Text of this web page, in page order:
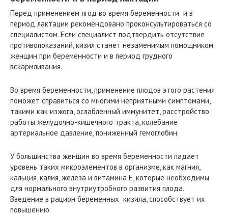
Перед применением ягод во время беременности и в
период лактации рекомендовано проконсультироваться со
специалистом. Если специалист подтвердить отсутствие
противопоказаний, кизил станет незаменимым помощником
женщин при беременности и в период грудного
вскармливания.
Во время беременности, применение плодов этого растения
поможет справиться со многими неприятными симптомами,
такими как изжога, ослабленный иммунитет, расстройство
работы желудочно-кишечного тракта, колебание
артериальное давление, пониженный гемоглобин.
У большинства женщин во время беременности падает
уровень таких микроэлементов в организме, как магния,
кальция, калия, железа и витамина Е, которые необходимы
для нормального внутриутробного развития плода.
Введение в рацион беременных кизила, способствует их
повышению.